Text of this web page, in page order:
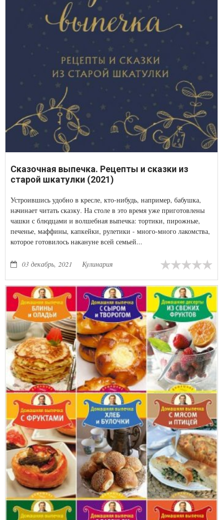
Сказочная выпечка. Рецепты и сказки из
старой шкатулки (2021)
Устроившись удобно в кресле, кто-нибудь, например, бабушка,
начинает читать сказку. На столе в это время уже приготовлены
чашки с блюдцами и волшебная выпечка: тортики, пирожные,
печенье, маффины, капкейки, рулетики - много-много лакомства,
которое готовилось накануне всей семьей...
03 декабрь, 2021 Кулинария